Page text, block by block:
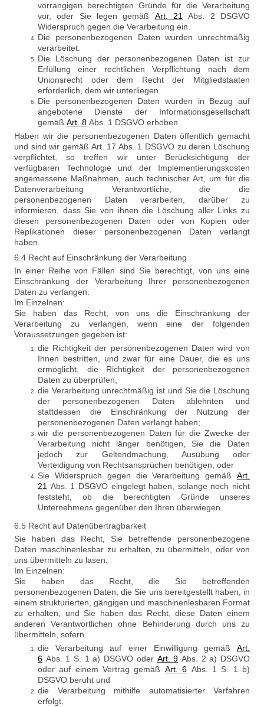
vorrangigen berechtigten Gründe für die Verarbeitung
vor, oder Sie legen gemäß Art. 21 Abs. 2 DSGVO
Widerspruch gegen die Verarbeitung ein.
Die personenbezogenen Daten wurden unrechtmäßig
verarbeitet.
Die Löschung der personenbezogenen Daten ist zur
Erfüllung einer rechtlichen Verpflichtung nach dem
Unionsrecht oder dem Recht der Mitgliedstaaten
erforderlich, dem wir unterliegen.
Die personenbezogenen Daten wurden in Bezug auf
angebotene Dienste der Informationsgesellschaft
gemäß Art. 8 Abs. 1 DSGVO erhoben.
Haben wir die personenbezogenen Daten öffentlich gemacht
und sind wir gemäß Art. 17 Abs. 1 DSGVO zu deren Löschung
verpflichtet, so treffen wir unter Berücksichtigung der
verfügbaren Technologie und der Implementierungskosten
angemessene Maßnahmen, auch technischer Art, um für die
Datenverarbeitung Verantwortliche, die die
personenbezogenen Daten verarbeiten, darüber zu
informieren, dass Sie von ihnen die Löschung aller Links zu
diesen personenbezogenen Daten oder von Kopien oder
Replikationen dieser personenbezogenen Daten verlangt
haben.
6.4 Recht auf Einschränkung der Verarbeitung
In einer Reihe von Fällen sind Sie berechtigt, von uns eine
Einschränkung der Verarbeitung Ihrer personenbezogenen
Daten zu verlangen.
Im Einzelnen:
Sie haben das Recht, von uns die Einschränkung der
Verarbeitung zu verlangen, wenn eine der folgenden
Voraussetzungen gegeben ist:
die Richtigkeit der personenbezogenen Daten wird von
Ihnen bestritten, und zwar für eine Dauer, die es uns
ermöglicht, die Richtigkeit der personenbezogenen
Daten zu überprüfen,
die Verarbeitung unrechtmäßig ist und Sie die Löschung
der personenbezogenen Daten ablehnten und
stattdessen die Einschränkung der Nutzung der
personenbezogenen Daten verlangt haben;
wir die personenbezogenen Daten für die Zwecke der
Verarbeitung nicht länger benötigen, Sie die Daten
jedoch zur Geltendmachung, Ausübung oder
Verteidigung von Rechtsansprüchen benötigen, oder
Sie Widerspruch gegen die Verarbeitung gemäß Art.
21 Abs. 1 DSGVO eingelegt haben, solange noch nicht
feststeht, ob die berechtigten Gründe unseres
Unternehmens gegenüber den Ihren überwiegen.
6.5 Recht auf Datenübertragbarkeit
Sie haben das Recht, Sie betreffende personenbezogene
Daten maschinenlesbar zu erhalten, zu übermitteln, oder von
uns übermitteln zu lasen.
Im Einzelnen:
Sie haben das Recht, die Sie betreffenden
personenbezogenen Daten, die Sie uns bereitgestellt haben, in
einem strukturierten, gängigen und maschinenlesbaren Format
zu erhalten, und Sie haben das Recht, diese Daten einem
anderen Verantwortlichen ohne Behinderung durch uns zu
übermitteln, sofern
die Verarbeitung auf einer Einwilligung gemäß Art
6 Abs. 1 S. 1 a) DSGVO oder Art. 9 Abs. 2 a) DSGVO
oder auf einem Vertrag gemäß Art. 6 Abs. 1 S. 1 b)
DSGVO beruht und
die Verarbeitung mithilfe automatisierter Verfahren
erfolgt.